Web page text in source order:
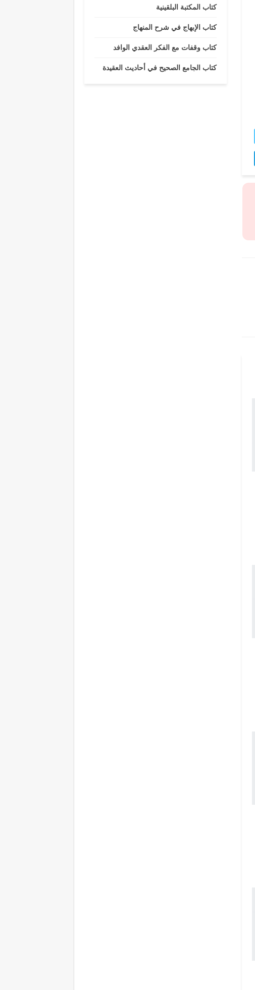
كتاب المكتبة البلقينية
كتاب الإبهاج في شرح المنهاج
كتاب وقفات مع الفكر العقدي الوافد
كتاب الجامع الصحيح في أحاديث العقيدة